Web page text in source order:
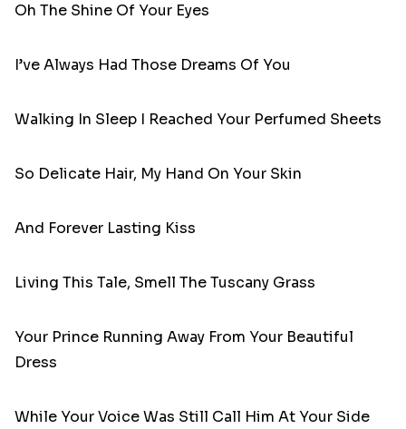
Oh The Shine Of Your Eyes
I’ve Always Had Those Dreams Of You
Walking In Sleep I Reached Your Perfumed Sheets
So Delicate Hair, My Hand On Your Skin
And Forever Lasting Kiss
Living This Tale, Smell The Tuscany Grass
Your Prince Running Away From Your Beautiful
Dress
While Your Voice Was Still Call Him At Your Side